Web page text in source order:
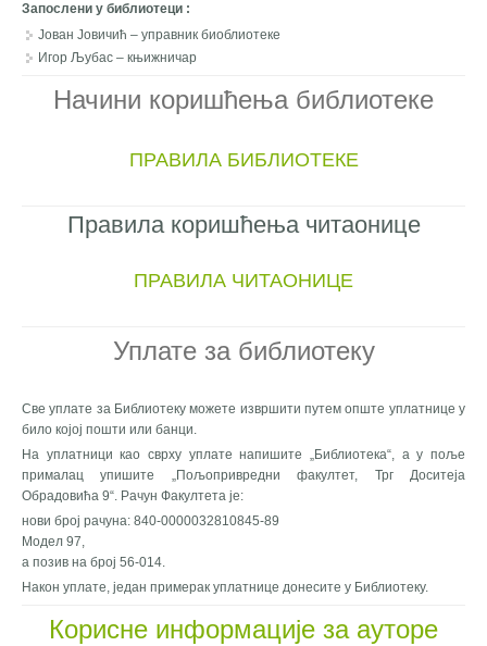
Запослени у библиотеци :
Јован Јовичић – управник биоблиотеке
Игор Љубас – књижничар
Начини коришћења библиотеке
ПРАВИЛА БИБЛИОТЕКЕ
Правила коришћења читаонице
ПРАВИЛА ЧИТАОНИЦЕ
Уплате за библиотеку
Све уплате за Библиотеку можете извршити путем опште уплатнице у
било којој пошти или банци.
На уплатници као сврху уплате напишите „Библиотека“, а у поље
прималац упишите „Пољопривредни факултет, Трг Доситеја
Обрадовића 9“. Рачун Факултета је:
нови број рачуна: 840-0000032810845-89
Модел 97,
а позив на број 56-014.
Након уплате, један примерак уплатнице донесите у Библиотеку.
Корисне информације за ауторе